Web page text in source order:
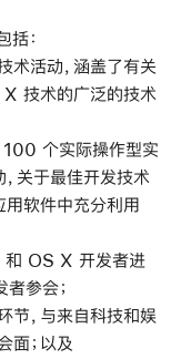
：
活动，涵盖了有关
技术的广泛的技术
个实际操作型实
关于最佳开发技术
用软件中充分利用
和 OS X 开发者进
参会；
节，与来自科技和娱
面；以及